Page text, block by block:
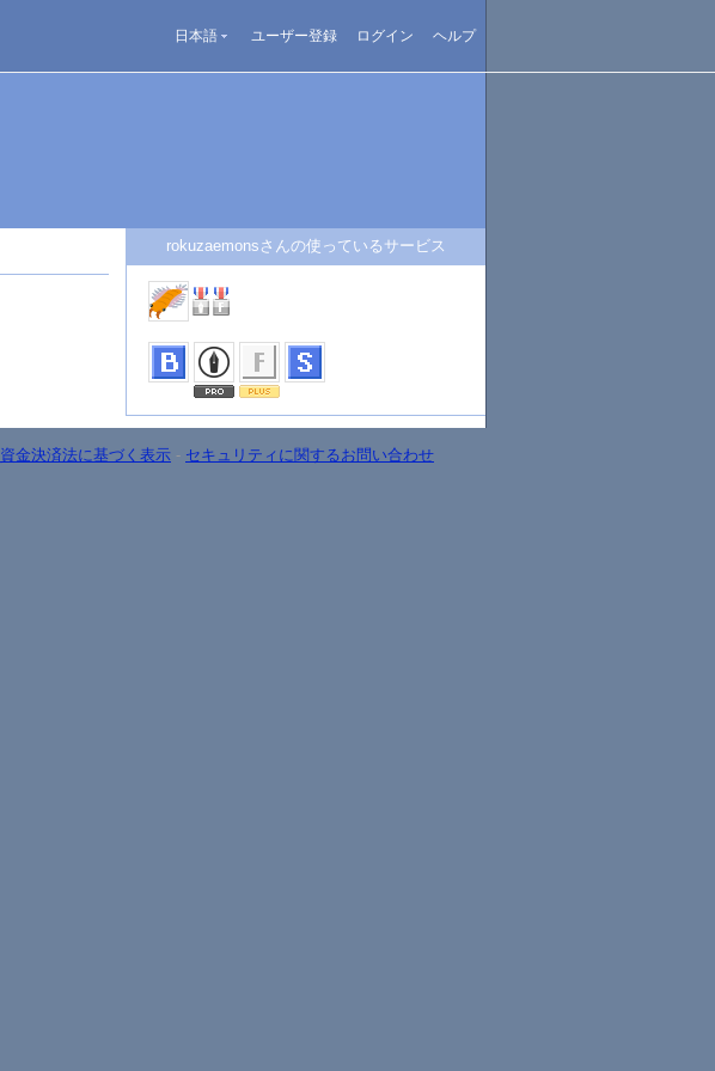
日本語 ユーザー登録 ログイン ヘルプ
rokuzaemonsさんの使っているサービス
資金決済法に基づく表示 - セキュリティに関するお問い合わせ